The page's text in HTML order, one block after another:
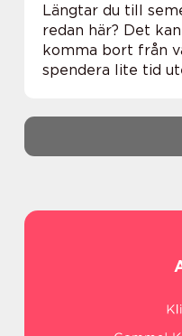
Längtar du till
redan här? Det
komma bort från
spendera lite tid